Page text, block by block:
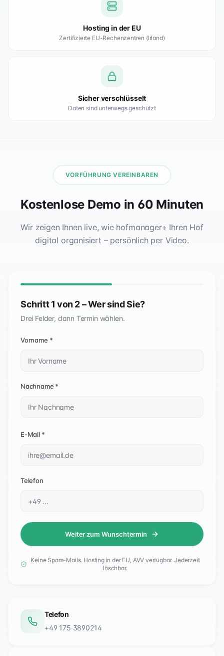
Hosting in der EU
Zertifizierte EU-Rechenzentren (Irland)
Sicher verschlüsselt
Daten sind unterwegs geschützt
VORFÜHRUNG VEREINBAREN
Kostenlose Demo in 60 Minuten
Wir zeigen Ihnen live, wie hofmanager+ Ihren Hof
digital organisiert – persönlich per Video.
Schritt 1 von 2 – Wer sind Sie?
Drei Felder, dann Termin wählen.
Vorname *
Nachname *
E-Mail *
Telefon
Weiter zum Wunschtermin
Keine Spam-Mails. Hosting in der EU, AVV verfügbar. Jederzeit
löschbar.
Telefon
+49 175 3890214